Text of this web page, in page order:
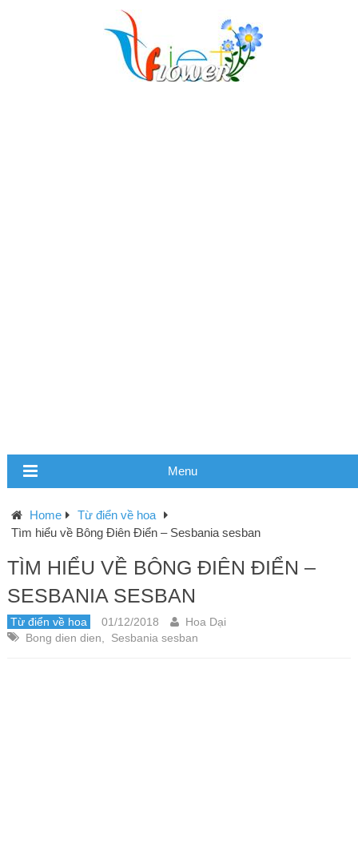
Menu
Home
Từ điển về hoa
Tìm hiểu về Bông Điên Điển – Sesbania sesban
TÌM HIỂU VỀ BÔNG ĐIÊN ĐIỂN –
SESBANIA SESBAN
Từ điển về hoa 01/12/2018
Hoa Dại
Bong dien dien
Sesbania sesban